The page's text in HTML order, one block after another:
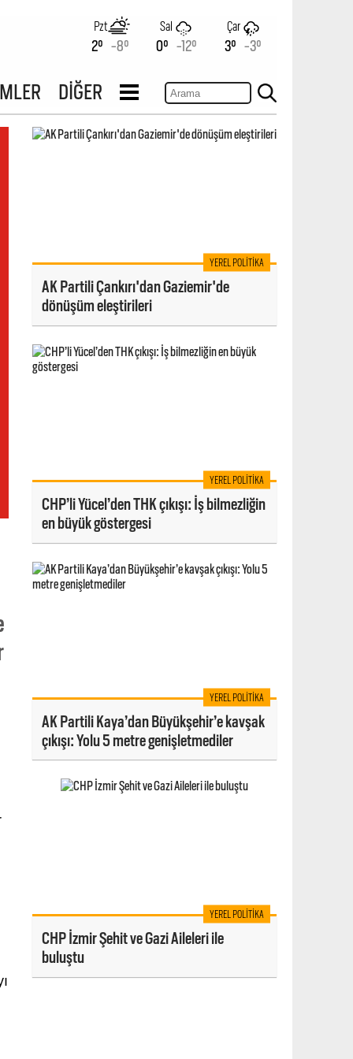
Pzt
2° -8°
Sal
0° -12°
Çar
3° -3°
DİĞER
YEREL POLITIKA
AK Partili Çankırı'dan Gaziemir'de
dönüşüm eleştirileri
YEREL POLITIKA
CHP’li Yücel’den THK çıkışı: İş bilmezliğin
en büyük göstergesi
YEREL POLITIKA
AK Partili Kaya’dan Büyükşehir’e kavşak
çıkışı: Yolu 5 metre genişletmediler
YEREL POLITIKA
CHP İzmir Şehit ve Gazi Aileleri ile
buluştu